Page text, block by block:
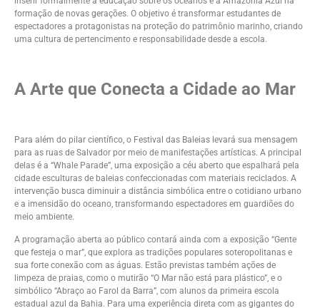
formação de novas gerações. O objetivo é transformar estudantes de
espectadores a protagonistas na proteção do patrimônio marinho, criando
uma cultura de pertencimento e responsabilidade desde a escola.
A Arte que Conecta a Cidade ao Mar
Para além do pilar científico, o Festival das Baleias levará sua mensagem
para as ruas de Salvador por meio de manifestações artísticas. A principal
delas é a “Whale Parade”, uma exposição a céu aberto que espalhará pela
cidade esculturas de baleias confeccionadas com materiais reciclados. A
intervenção busca diminuir a distância simbólica entre o cotidiano urbano
e a imensidão do oceano, transformando espectadores em guardiões do
meio ambiente.
A programação aberta ao público contará ainda com a exposição “Gente
que festeja o mar”, que explora as tradições populares soteropolitanas e
sua forte conexão com as águas. Estão previstas também ações de
limpeza de praias, como o mutirão “O Mar não está para plástico”, e o
simbólico “Abraço ao Farol da Barra”, com alunos da primeira escola
estadual azul da Bahia. Para uma experiência direta com as gigantes do